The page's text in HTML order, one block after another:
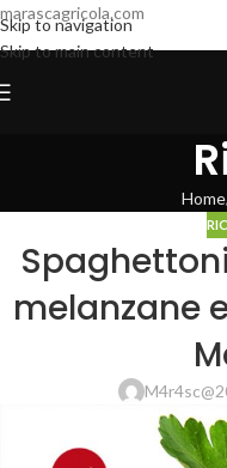
marascagricola.com
Skip to navigation
Skip to main content
Home
melanzane